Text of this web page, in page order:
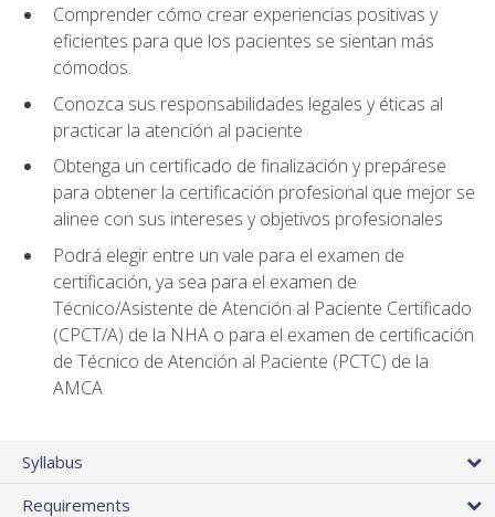
Comprender cómo crear experiencias positivas y
eficientes para que los pacientes se sientan más
cómodos.
Conozca sus responsabilidades legales y éticas al
practicar la atención al paciente
Obtenga un certificado de finalización y prepárese
para obtener la certificación profesional que mejor se
alinee con sus intereses y objetivos profesionales
Podrá elegir entre un vale para el examen de
certificación, ya sea para el examen de
Técnico/Asistente de Atención al Paciente Certificado
(CPCT/A) de la NHA o para el examen de certificación
de Técnico de Atención al Paciente (PCTC) de la
AMCA
Syllabus
Requirements